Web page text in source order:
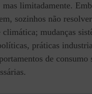
mas limitadamente.
sozinhos não
climática; mudanças
práticas
de consumo